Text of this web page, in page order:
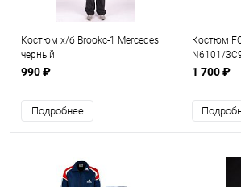
Костюм х/б Brookc-1 Mercedes
черный
990 ₽
Подробнее
Костюм
N6101/
1 700 ₽